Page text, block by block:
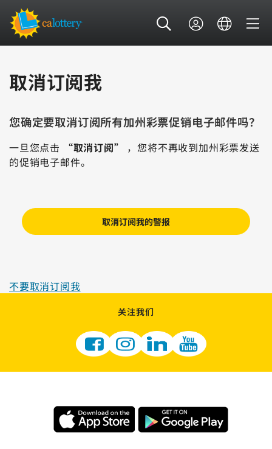
取消订阅我
您确定要取消订阅所有加州彩票促销电子邮件吗？
一旦您点击 “取消订阅”
，您将不再收到加州彩票发送
的促销电子邮件。
取消订阅我的警报
不要取消订阅我
关注我们